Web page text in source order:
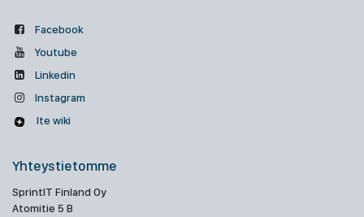
Facebook
Youtube
Linkedin
Instagram
Ite wiki
Yhteystietomme
SprintIT Finland Oy
Atomitie 5 B